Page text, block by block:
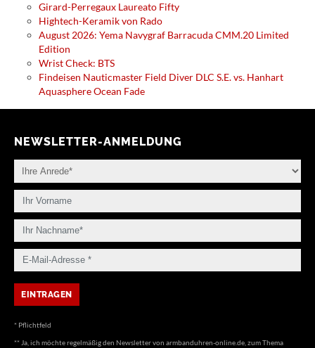
Girard-Perregaux Laureato Fifty
Hightech-Keramik von Rado
August 2026: Yema Navygraf Barracuda CMM.20 Limited
Edition
Wrist Check: BTS
Findeisen Nauticmaster Field Diver DLC S.E. vs. Hanhart
Aquasphere Ocean Fade
NEWSLETTER-ANMELDUNG
* Pflichtfeld
** Ja, ich möchte regelmäßig den Newsletter von armbanduhren-online.de, zum Thema